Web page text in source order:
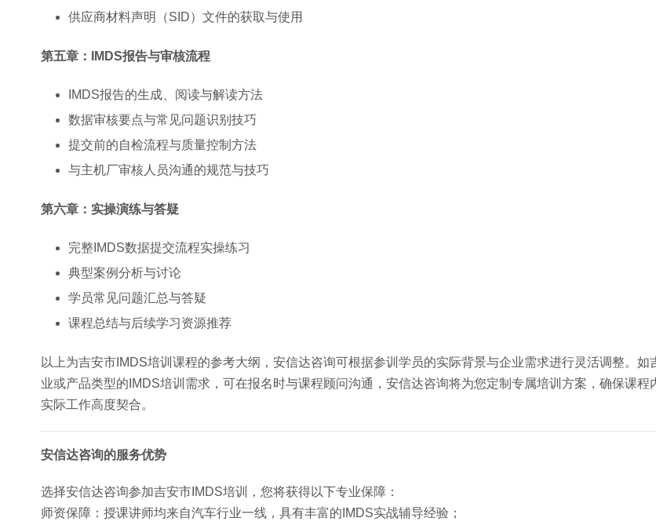
供应商材料声明（SID）文件的获取与使用
第五章：IMDS报告与审核流程
IMDS报告的生成、阅读与解读方法
数据审核要点与常见问题识别技巧
提交前的自检流程与质量控制方法
与主机厂审核人员沟通的规范与技巧
第六章：实操演练与答疑
完整IMDS数据提交流程实操练习
典型案例分析与讨论
学员常见问题汇总与答疑
课程总结与后续学习资源推荐
以上为吉安市IMDS培训课程的参考大纲，安信达咨询可根据参训学员的实际背景与企业需求进行灵活调整。如
业或产品类型的IMDS培训需求，可在报名时与课程顾问沟通，安信达咨询将为您定制专属培训方案，确保课程
实际工作高度契合。
安信达咨询的服务优势
选择安信达咨询参加吉安市IMDS培训，您将获得以下专业保障：
师资保障：授课讲师均来自汽车行业一线，具有丰富的IMDS实战辅导经验；